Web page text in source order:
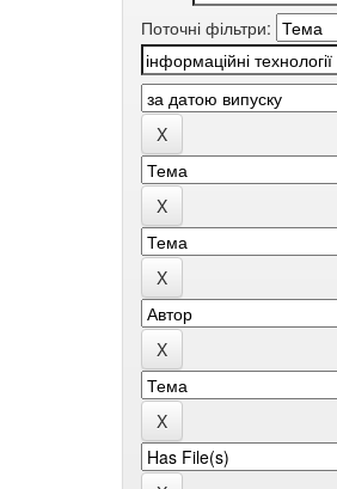
Поточні фільтри: